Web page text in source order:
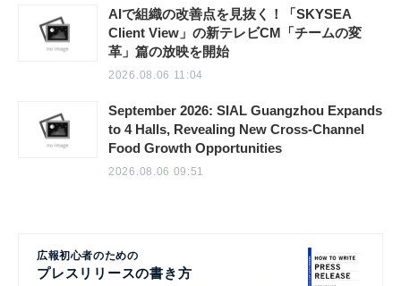
AIで組織の改善点を見抜く！「SKYSEA
Client View」の新テレビCM「チームの変
革」篇の放映を開始
2026.08.06 11:04
September 2026: SIAL Guangzhou Expands
to 4 Halls, Revealing New Cross-Channel
Food Growth Opportunities
2026.08.06 09:51
広報初心者のための
プレスリリースの書き方